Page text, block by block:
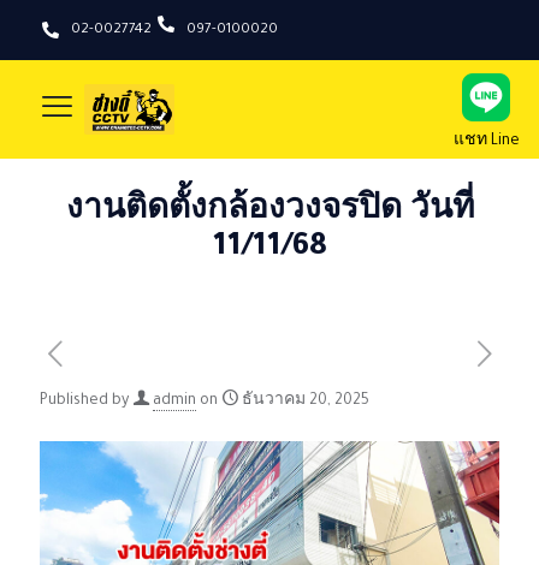
02-0027742 097-0100020
แชท Line
งานติดตั้งกล้องวงจรปิด วันที่
11/11/68
Published by admin on ธันวาคม 20, 2025